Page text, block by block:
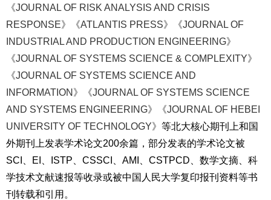
《JOURNAL OF RISK ANALYSIS AND CRISIS
RESPONSE》《ATLANTIS PRESS》《JOURNAL OF
INDUSTRIAL AND PRODUCTION ENGINEERING》
《JOURNAL OF SYSTEMS SCIENCE & COMPLEXITY》
《JOURNAL OF SYSTEMS SCIENCE AND
INFORMATION》《JOURNAL OF SYSTEMS SCIENCE
AND SYSTEMS ENGINEERING》《JOURNAL OF HEBEI
UNIVERSITY OF TECHNOLOGY》 等北大核心期刊上和国
外期刊上发表学术论文200余篇，部分发表的学术论文被
SCI、EI、ISTP、CSSCI、AMI、CSTPCD、数学文摘、科
学技术文献速报等收录或被中国人民大学复印报刊资料等书
刊转载和引用。